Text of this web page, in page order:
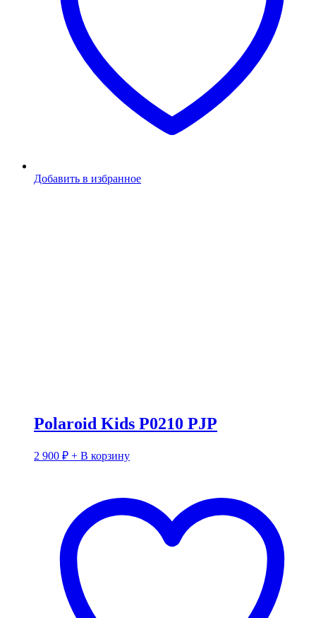
Добавить в избранное
Polaroid Kids P0210 PJP
2 900 ₽ + В корзину